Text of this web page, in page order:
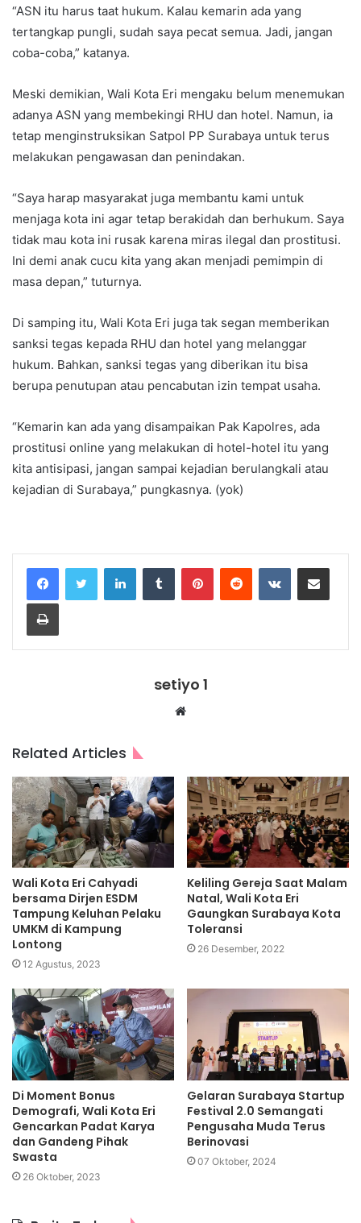
“ASN itu harus taat hukum. Kalau kemarin ada yang
tertangkap pungli, sudah saya pecat semua. Jadi, jangan
coba-coba,” katanya.
Meski demikian, Wali Kota Eri mengaku belum menemukan
adanya ASN yang membekingi RHU dan hotel. Namun, ia
tetap menginstruksikan Satpol PP Surabaya untuk terus
melakukan pengawasan dan penindakan.
“Saya harap masyarakat juga membantu kami untuk
menjaga kota ini agar tetap berakidah dan berhukum. Saya
tidak mau kota ini rusak karena miras ilegal dan prostitusi.
Ini demi anak cucu kita yang akan menjadi pemimpin di
masa depan,” tuturnya.
Di samping itu, Wali Kota Eri juga tak segan memberikan
sanksi tegas kepada RHU dan hotel yang melanggar
hukum. Bahkan, sanksi tegas yang diberikan itu bisa
berupa penutupan atau pencabutan izin tempat usaha.
“Kemarin kan ada yang disampaikan Pak Kapolres, ada
prostitusi online yang melakukan di hotel-hotel itu yang
kita antisipasi, jangan sampai kejadian berulangkali atau
kejadian di Surabaya,” pungkasnya. (yok)
LinkedInTumblr PinterestReddit VKontakteShare via Email
Print
setiyo 1
Website
Related Articles
Wali Kota Eri Cahyadi
bersama Dirjen ESDM
Tampung Keluhan Pelaku
UMKM di Kampung
Lontong
12 Agustus, 2023
Keliling Gereja Saat Malam
Natal, Wali Kota Eri
Gaungkan Surabaya Kota
Toleransi
26 Desember, 2022
Di Moment Bonus
Demografi, Wali Kota Eri
Gencarkan Padat Karya
dan Gandeng Pihak
Swasta
26 Oktober, 2023
Gelaran Surabaya Startup
Festival 2.0 Semangati
Pengusaha Muda Terus
Berinovasi
07 Oktober, 2024